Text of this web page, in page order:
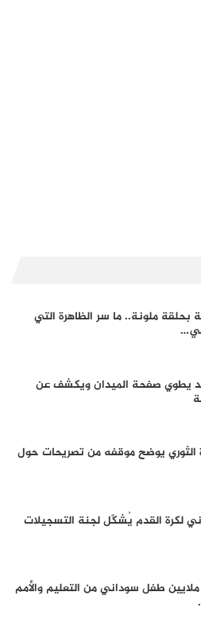
ملونة.. ما سر الظاهرة التي
في…
يطوي صفحة الميدان ويكشف عن
يوضح موقفه من تصريحات حول
لكرة القدم يُشكّل لجنة التسجيلات
الحرب تحرم 8 ملايين طفل سوداني من التعليم والأمم